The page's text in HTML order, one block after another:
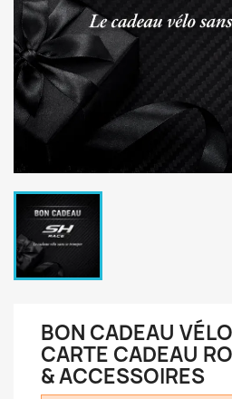
BON CADEAU
CARTE CADEAU
& ACCESSOIRES